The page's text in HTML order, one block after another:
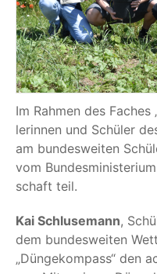
Im Rah­men des Faches
le­rin­nen und Schü­ler
am bun­des­wei­ten
vom
schaft teil.
Kai Schlu­se­mann,
dem bun­des­wei­ten
„Dün­ge­kom­pass“ den